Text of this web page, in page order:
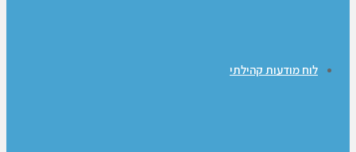
לוח מודעות קהילתי